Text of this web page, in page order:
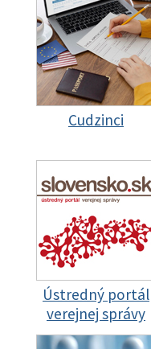
Cudzinci
Ústredný portál
verejnej správy